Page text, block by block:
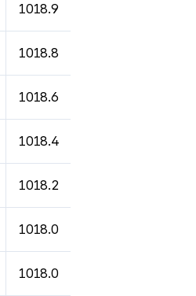
1018.9
1018.8
1018.6
1018.4
1018.2
1018.0
1018.0